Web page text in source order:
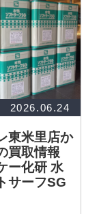
2026.06.24
東米里店か
買取情報
ー化研 水
サーフSG